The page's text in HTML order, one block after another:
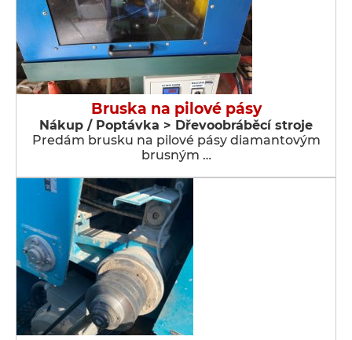
Bruska na pilové pásy
Nákup / Poptávka > Dřevoobráběcí stroje
Predám brusku na pilové pásy diamantovým
brusným …